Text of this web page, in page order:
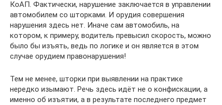
КоАП. Фактически, нарушение заключается в управлении
автомобилем со шторками. И орудия совершения
нарушения здесь нет. Иначе сам автомобиль, на
котором, к примеру, водитель превысил скорость, можно
было бы изъять, ведь по логике и он является в этом
случае орудием правонарушения!
Тем не менее, шторки при выявлении на практике
нередко изымают. Речь здесь идёт не о конфискации, а
именно об изъятии, а в результате последнего предмет